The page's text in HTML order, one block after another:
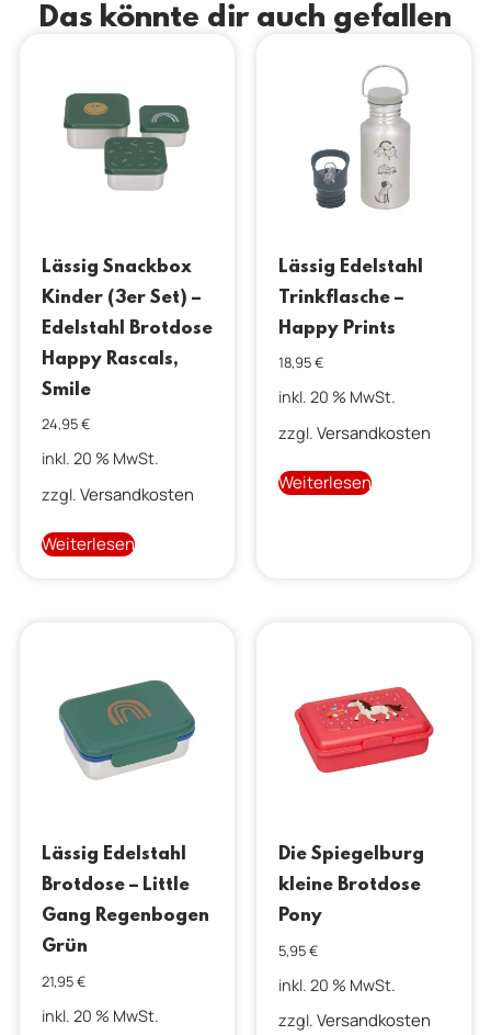
Das könnte dir auch gefallen
Lässig Snackbox
Kinder (3er Set) –
Edelstahl Brotdose
Happy Rascals,
Smile
24,95€
inkl. 20 % MwSt.
zzgl. Versandkosten
Weiterlesen
Lässig Edelstahl
Trinkflasche –
Happy Prints
18,95€
inkl. 20 % MwSt.
zzgl. Versandkosten
Weiterlesen
Lässig Edelstahl
Brotdose – Little
Gang Regenbogen
Grün
21,95€
inkl. 20 % MwSt.
Die Spiegelburg
kleine Brotdose
Pony
5,95€
inkl. 20 % MwSt.
zzgl. Versandkosten